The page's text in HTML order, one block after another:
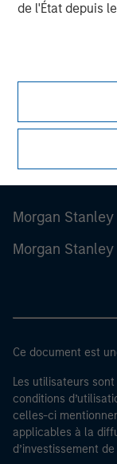
de l'État depuis
Morgan Stanley
Morgan
Ce document est
Les utilisateurs
conditions
celles-ci
applicables à la
d’investissement